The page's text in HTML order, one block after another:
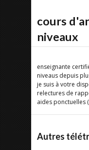
cours
niveaux
enseignante
niveaus depuis
je suis à votre
relectures de
aides ponctuelles
Autres